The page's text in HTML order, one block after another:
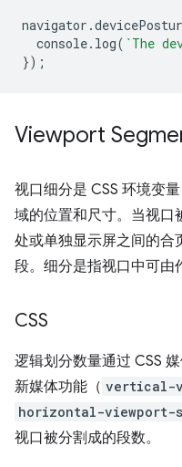
navigator .
console. log( `The
});
Viewport
视口细分是 CSS 环境变
域的位置和尺寸。当视口
处或单独显示屏之间的合
段。细分是指视口中可由
CSS
逻辑划分数量通过 CSS
新媒体功能（ vertical-
horizontal-viewport-
视口被分割成的段数。